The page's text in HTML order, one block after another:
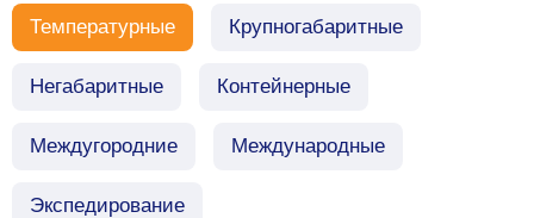
Температурные Крупногабаритные
Негабаритные Контейнерные
Междугородние Международные
Экспедирование